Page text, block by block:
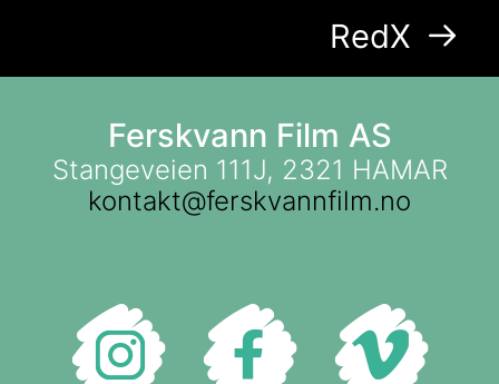
RedX
Ferskvann Film AS
Stangeveien 111J, 2321 HAMAR
kontakt@ferskvannfilm.no